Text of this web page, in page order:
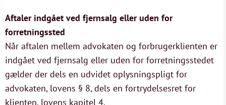
Aftaler indgået ved fjernsalg eller uden for
forretningssted
Når aftalen mellem advokaten og forbrugerklienten er
indgået ved fjernsalg eller uden for forretningsstedet
gælder der dels en udvidet oplysningspligt for
advokaten, lovens § 8, dels en fortrydelsesret for
klienten, lovens kapitel 4.